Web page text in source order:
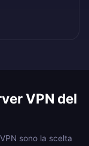
VPN del
sono la scelta